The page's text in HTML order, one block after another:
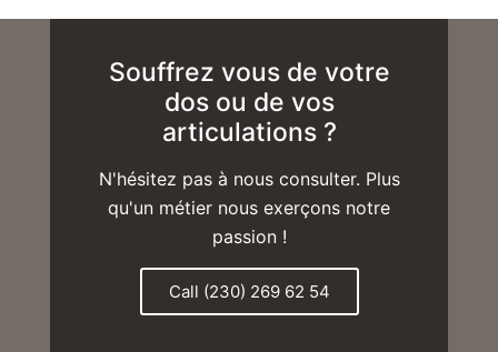
Souffrez vous de votre
dos ou de vos
articulations ?
N'hésitez pas à nous consulter. Plus
qu'un métier nous exerçons notre
passion !
Call (230) 269 62 54